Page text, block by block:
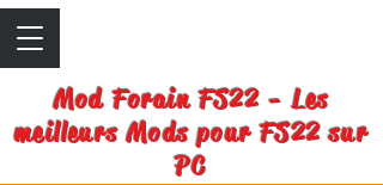
Mod Forain FS22 - Les
meilleurs Mods pour FS22 sur
PC